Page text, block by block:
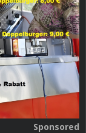
Sponsored